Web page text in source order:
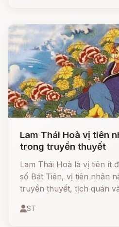
Lam Thái Hoà vị tiên
trong truyền thuyết
Lam Thái Hoà là vị tiên ít
số Bát Tiên, vị tiên nhân
truyền thuyết, tịch quán
tiên là người sống vào thời
ST